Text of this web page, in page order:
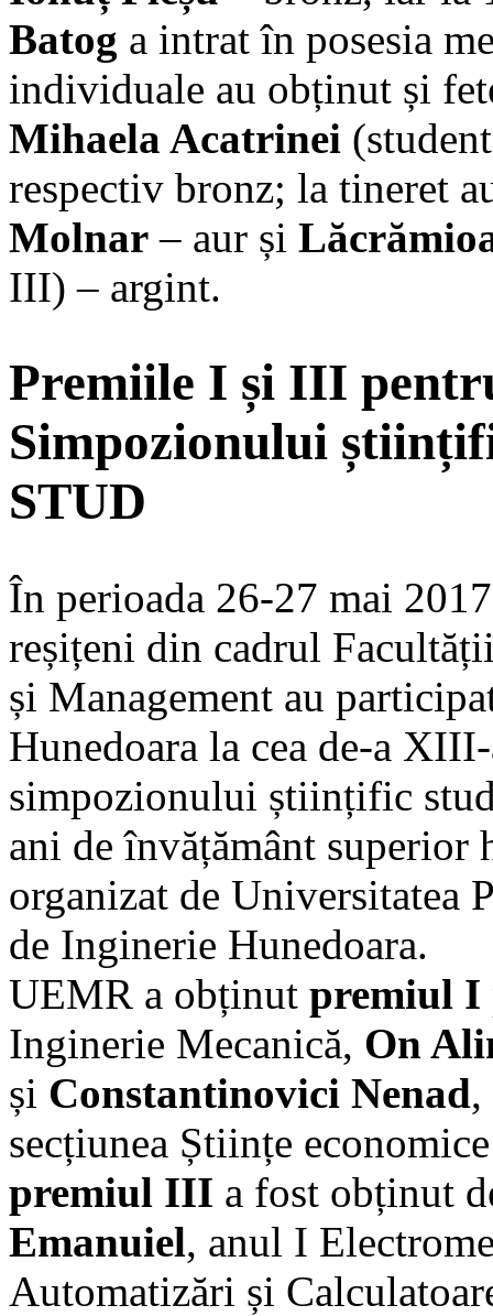
Batog a intrat în posesia
individuale au obținut și
Mihaela Acatrinei
respectiv bronz; la tineret
Molnar – aur și
III) – argint.
Premiile I și III
Simpozionului
STUD
În perioada 26-27 mai
reșițeni din cadrul
și Management au
Hunedoara la cea de-a
simpozionului științific
ani de învățământ superior
organizat de Universitatea
de Inginerie Hunedoara.
UEMR a obținut premiul I
Inginerie Mecanică, On
și Constantinovici Nenad,
secțiunea Științe
premiul III a fost obținut
Emanuiel, anul I
Automatizări și